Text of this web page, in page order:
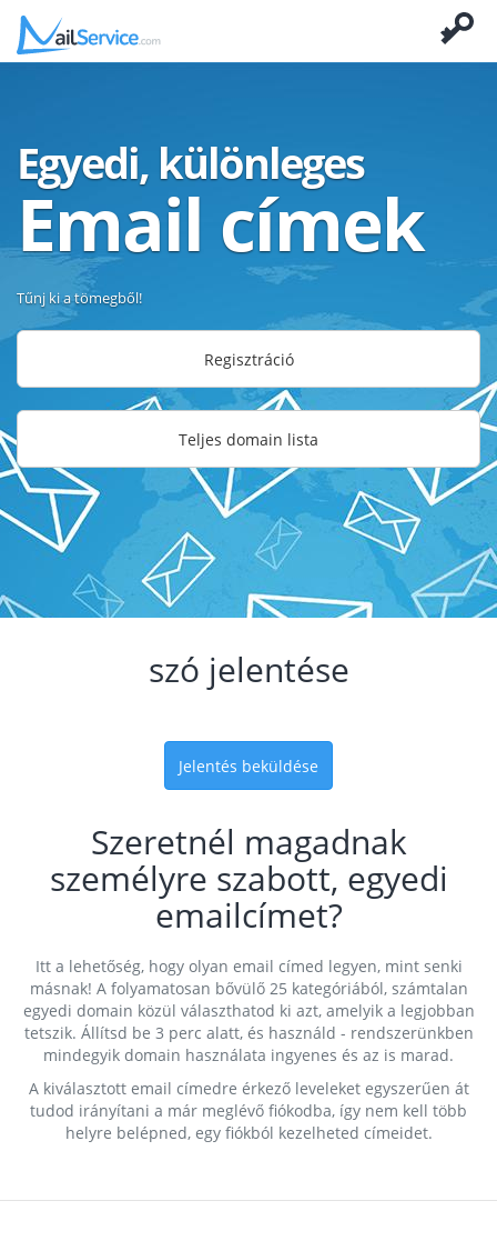
Egyedi, különleges
Email címek
Tűnj ki a tömegből!
Regisztráció
Teljes domain lista
szó jelentése
Jelentés beküldése
Szeretnél magadnak
személyre szabott, egyedi
emailcímet?
Itt a lehetőség, hogy olyan email címed legyen, mint senki
másnak! A folyamatosan bővülő 25 kategóriából, számtalan
egyedi domain közül választhatod ki azt, amelyik a legjobban
tetszik. Állítsd be 3 perc alatt, és használd - rendszerünkben
mindegyik domain használata ingyenes és az is marad.
A kiválasztott email címedre érkező leveleket egyszerűen át
tudod irányítani a már meglévő fiókodba, így nem kell több
helyre belépned, egy fiókból kezelheted címeidet.